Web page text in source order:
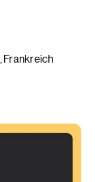
Frankreich